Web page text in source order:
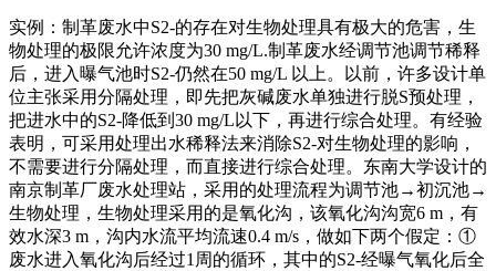
实例：制革废水中S2-的存在对生物处理具有极大的危害，生
物处理的极限允许浓度为30 mg/L.制革废水经调节池调节稀释
后，进入曝气池时S2-仍然在50 mg/L 以上。以前，许多设计单
位主张采用分隔处理，即先把灰碱废水单独进行脱S预处理，
把进水中的S2-降低到30 mg/L以下，再进行综合处理。有经验
表明，可采用处理出水稀释法来消除S2-对生物处理的影响，
不需要进行分隔处理，而直接进行综合处理。东南大学设计的
南京制革厂废水处理站，采用的处理流程为调节池→初沉池→
生物处理，生物处理采用的是氧化沟，该氧化沟沟宽6 m，有
效水深3 m，沟内水流平均流速0.4 m/s，做如下两个假定：①
废水进入氧化沟后经过1周的循环，其中的S2-经曝气氧化后全